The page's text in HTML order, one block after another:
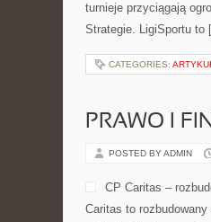
turnieje przyciągają
Strategie. LigiSportu to
CATEGORIES:
PRAWO I
POSTED BY ADMIN
CP Caritas –
Caritas to